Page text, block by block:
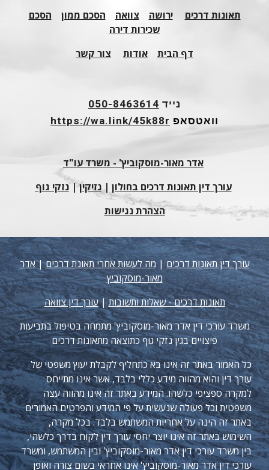
תאונות דרכים
ירושה צוואה הסכם ממון
הסכם
שכירות דירה
דף הבית
אודות צור קשר
נייד 050-8463614
וואטסאפ https://wa.link/45k88r
אדר מאור-מוסקוביץ' - משרד עו"ד
עורך דין תאונות דרכים בחולון |נזיקין|נזקי גוף
הצהרת נגישות
עורך דין תאונות דרכים|מה לעשות אחרי תאונת דרכים|אדר
מאור-מוסקוביץ
תאונות דרכים - שאלות ותשובות |עורך דין צוואה
משרד עורכי דין אדר מאור-מוסקוביץ' מתמחה בטיפול בתביעות
פיצויים בגין נזקי גוף כתוצאה מתאונות דרכים
כל האמור באתר זה אינו בא כתחליף לקבלת יעוץ משפטי של
עורך דין והוא מהווה מידע כללי בלבד, אשר אינו מתייחס
למקרה ספציפי כלשהו. המידע באתר זה אינו מהווה עצה
משפטית וכל פעולה שנעשית על פי המידע והפרטים האמורים
באתר זה הינה על אחריות המשתמש בלבד. בכל מקרה,
השימוש באתר זה אינו יוצר יחסי עורך דין לקוח בדרך כלשהי,
בין משרד עורכי דין אדר מאור-מוסקוביץ' ובין המשתמש, ומשרד
עורכי דין אדר מאור-מוסקוביץ' אינו אחראי בשום צורה ואופן